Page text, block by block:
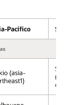
Pacífico
(asia-
Sao